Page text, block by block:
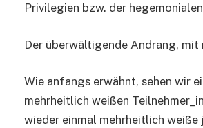
Privilegien bzw. der
Der überwältigende Andrang,
Wie anfangs erwähnt, sehen wir
mehrheitlich weißen
wieder einmal mehrheitlich weiße